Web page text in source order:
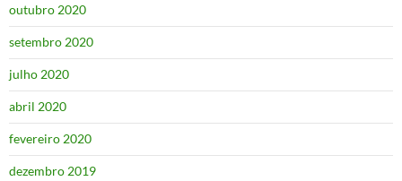
outubro 2020
setembro 2020
julho 2020
abril 2020
fevereiro 2020
dezembro 2019